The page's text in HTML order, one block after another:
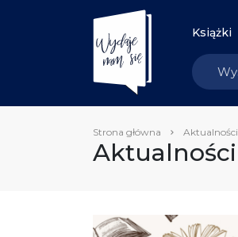
Książki
Strona główna Aktualności
Aktualności